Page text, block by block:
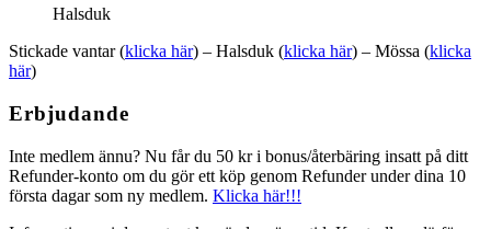
Halsduk
Stickade vantar (klicka här) – Halsduk (klicka här) – Mössa (klicka
här)
Erbjudande
Inte medlem ännu? Nu får du 50 kr i bonus/återbäring insatt på ditt
Refunder-konto om du gör ett köp genom Refunder under dina 10
första dagar som ny medlem. Klicka här!!!